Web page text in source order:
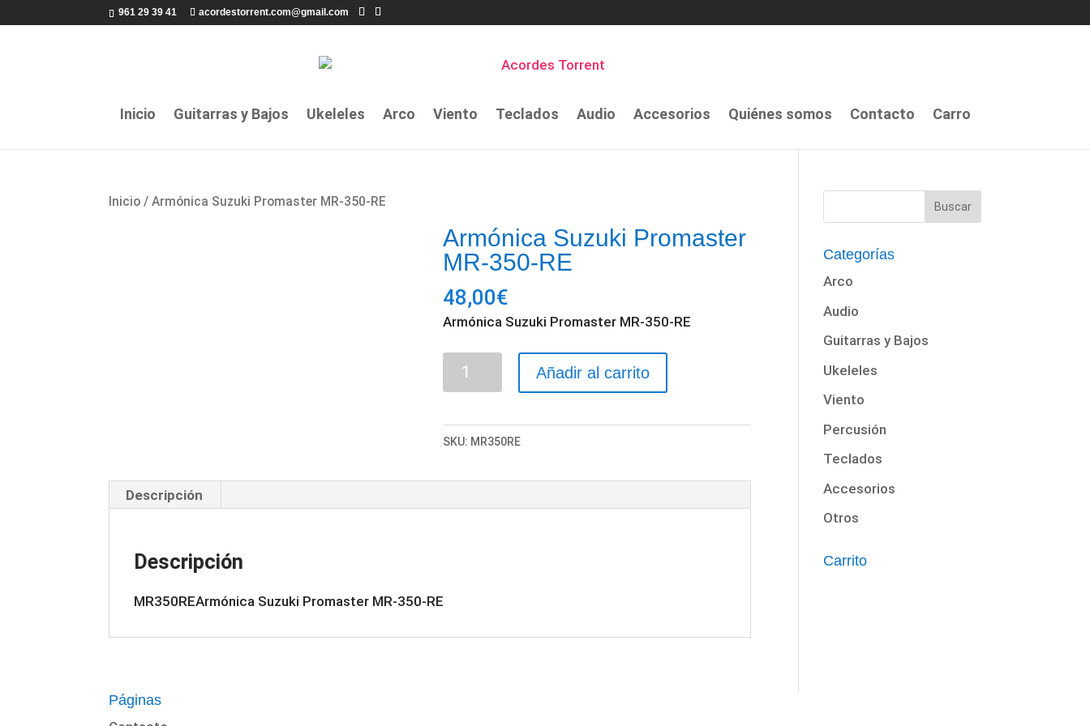
961 29 39 41 acordestorrent.com@gmail.com
Inicio Guitarras y Bajos Ukeleles Arco Viento Teclados Audio Accesorios Quiénes somos Contacto Carro
Inicio / Armónica Suzuki Promaster MR-350-RE
Armónica Suzuki Promaster
MR-350-RE
48,00€
Armónica Suzuki Promaster MR-350-RE
Armónica
MR-
Añadir al carrito
SKU: MR350RE
Descripción
Descripción
MR350REArmónica Suzuki Promaster MR-350-RE
Categorías
Arco
Audio
Guitarras y Bajos
Ukeleles
Viento
Percusión
Teclados
Accesorios
Otros
Carrito
Páginas